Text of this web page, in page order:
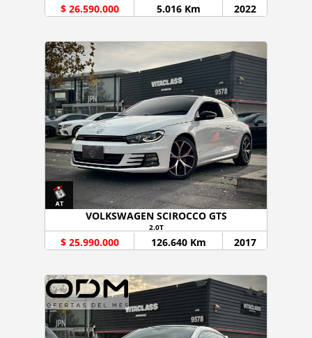
$ 26.590.000 5.016 Km 2022
VOLKSWAGEN SCIROCCO GTS
2.0T
$ 25.990.000 126.640 Km 2017